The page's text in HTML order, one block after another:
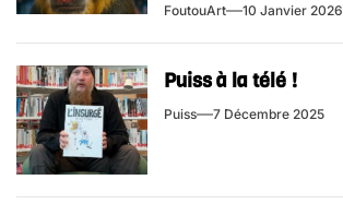
FoutouArt 10 Janvier 2026
Puiss à la télé !
Puiss 7 Décembre 2025